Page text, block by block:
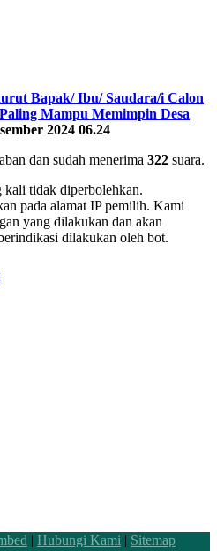
Bapak/ Ibu/ Saudara/i Calon
Mampu Memimpin Desa
2024 06.24
dan sudah menerima 322 suara.
tidak diperbolehkan.
pada alamat IP pemilih. Kami
yang dilakukan dan akan
dilakukan oleh bot.
| Hubungi Kami | Sitemap